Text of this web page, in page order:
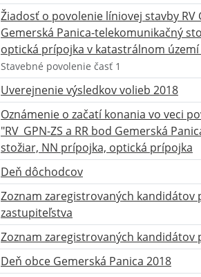
Žiadosť o povolenie líniovej stavby RV
Gemerská Panica-telekomunikačný
optická prípojka v katastrálnom území
Stavebné povolenie časť 1
Uverejnenie výsledkov volieb 2018
Oznámenie o začatí konania vo veci
"RV_GPN-ZS a RR bod Gemerská
stožiar, NN prípojka, optická prípojka
Deň dôchodcov
Zoznam zaregistrovaných kandidátov
zastupiteľstva
Zoznam zaregistrovaných
Deň obce Gemerská Panica 2018